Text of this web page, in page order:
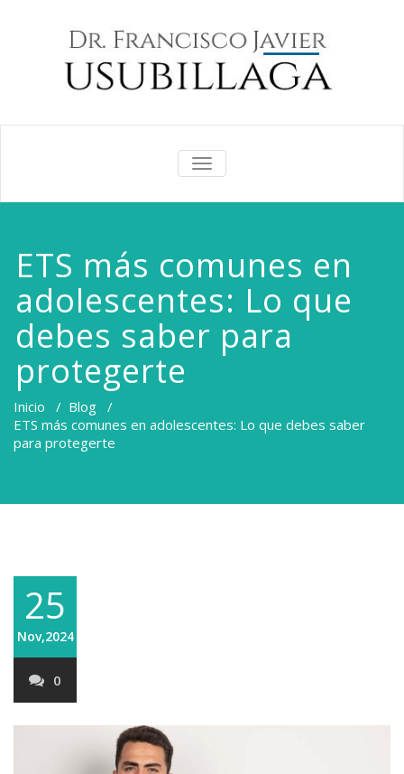
CAMBIAR
NAVEGACIÓN
ETS más comunes en
adolescentes: Lo que
debes saber para
protegerte
Inicio / Blog /
ETS más comunes en adolescentes: Lo que debes saber
para protegerte
25
Nov,2024
0